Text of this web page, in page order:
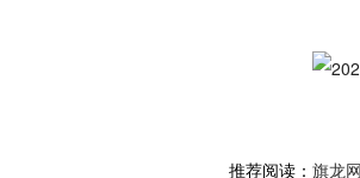
推荐阅读： 旗龙网